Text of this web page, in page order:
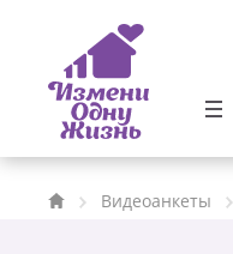
Видеоанкеты